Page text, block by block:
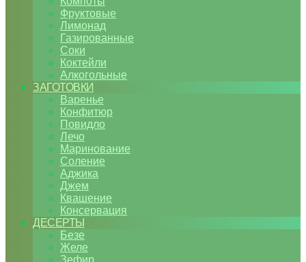
Фруктовые
Лимонад
Газированные
Соки
Коктейли
Алкогольные
ЗАГОТОВКИ
Варенье
Конфитюр
Повидло
Лечо
Маринование
Соление
Аджика
Джем
Квашение
Консервация
ДЕСЕРТЫ
Безе
Желе
Зефир